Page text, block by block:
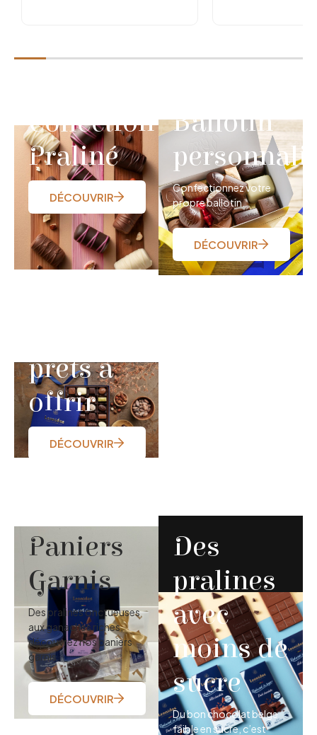
Collection
Praliné
DÉCOUVRIR
prêts à
offrir
DÉCOUVRIR
Ballotin
Confectionnez votre
propre ballotin.
DÉCOUVRIR
Paniers
Garnis
Des pralines onctueuses
aux ganaches riches,
découvrez nos paniers
garnis
DÉCOUVRIR
Des
pralines
avec
moins de
sucre
Du bon chocolat belge
faible en sucre, c’est